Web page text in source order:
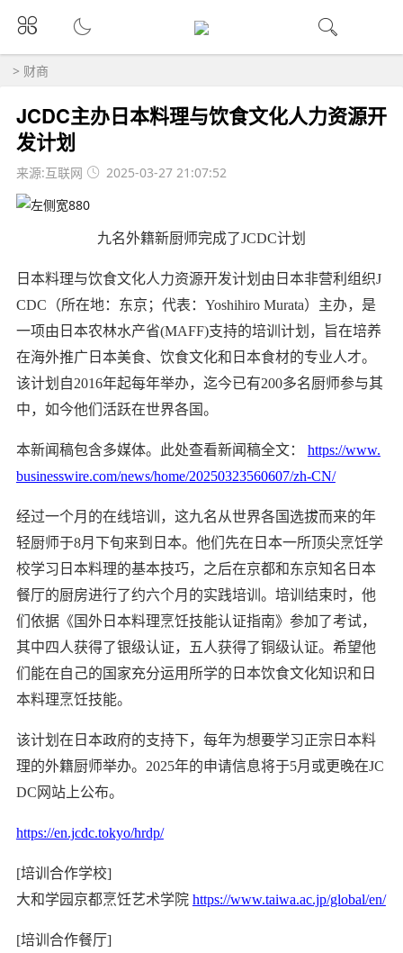
> 财商
JCDC主办日本料理与饮食文化人力资源开
发计划
来源:互联网 2025-03-27 21:07:52
九名外籍新厨师完成了JCDC计划
日本料理与饮食文化人力资源开发计划由日本非营利组织J
CDC（所在地：东京；代表：Yoshihiro Murata）主办，是
一项由日本农林水产省(MAFF)支持的培训计划，旨在培养
在海外推广日本美食、饮食文化和日本食材的专业人才。
该计划自2016年起每年举办，迄今已有200多名厨师参与其
中，如今他们活跃在世界各国。
本新闻稿包含多媒体。此处查看新闻稿全文： https://www.
businesswire.com/news/home/20250323560607/zh-CN/
经过一个月的在线培训，这九名从世界各国选拔而来的年
轻厨师于8月下旬来到日本。他们先在日本一所顶尖烹饪学
校学习日本料理的基本技巧，之后在京都和东京知名日本
餐厅的厨房进行了约六个月的实践培训。培训结束时，他
们依据《国外日本料理烹饪技能认证指南》参加了考试，
其中四人获得了银级认证，五人获得了铜级认证。希望他
们能在自己的国家充分运用所学的日本饮食文化知识和日
本料理烹饪技能。
该计划在日本政府的支持下，每年为想要学习正宗日本料
理的外籍厨师举办。2025年的申请信息将于5月或更晚在JC
DC网站上公布。
https://en.jcdc.tokyo/hrdp/
[培训合作学校]
大和学园京都烹饪艺术学院 https://www.taiwa.ac.jp/global/en/
[培训合作餐厅]